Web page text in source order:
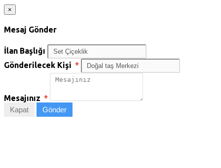
×
Mesaj Gönder
İlan Başlığı
Gönderilecek Kişi *
Mesajınız *
Kapat Gönder